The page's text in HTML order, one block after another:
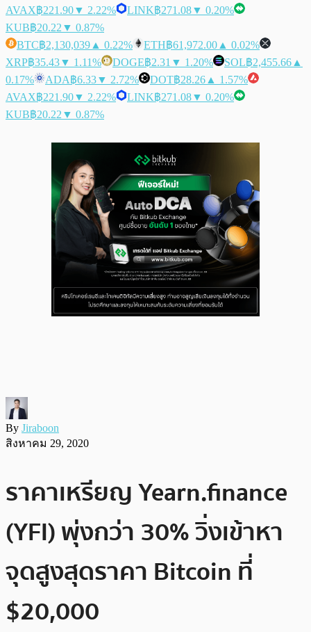
AVAX฿221.90▼ 2.22% LINK฿271.08▼ 0.20%
KUB฿20.22 ▼ 0.87%
BTC฿2,130,039 ▲ 0.22% ETH฿61,972.00 ▲ 0.02%
XRP฿35.43▼ 1.11% DOGE฿2.31 ▼ 1.20% SOL฿2,455.66 ▲
0.17%
ADA฿6.33▼ 2.72% DOT฿28.26 ▲ 1.57%
AVAX฿221.90▼ 2.22% LINK฿271.08▼ 0.20%
KUB฿20.22 ▼ 0.87%
By Jiraboon
สิงหาคม 29, 2020
ราคาเหรียญ Yearn.finance
(YFI) พุ่งกว่า 30% วิ่งเข้าหา
จุดสูงสุดราคา Bitcoin ที่
$20,000